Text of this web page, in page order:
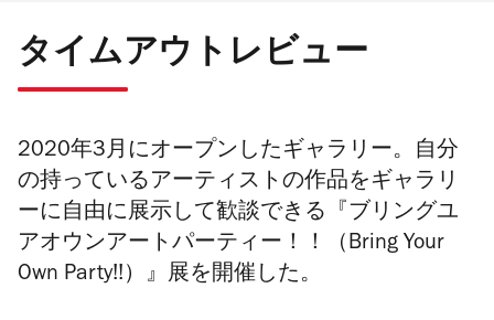
タイムアウトレビュー
2020年3月にオープンしたギャラリー。自分
の持っているアーティストの作品をギャラリ
ーに自由に展示して歓談できる『ブリングユ
アオウンアートパーティー！！（Bring Your
Own Party!!）』展を開催した。